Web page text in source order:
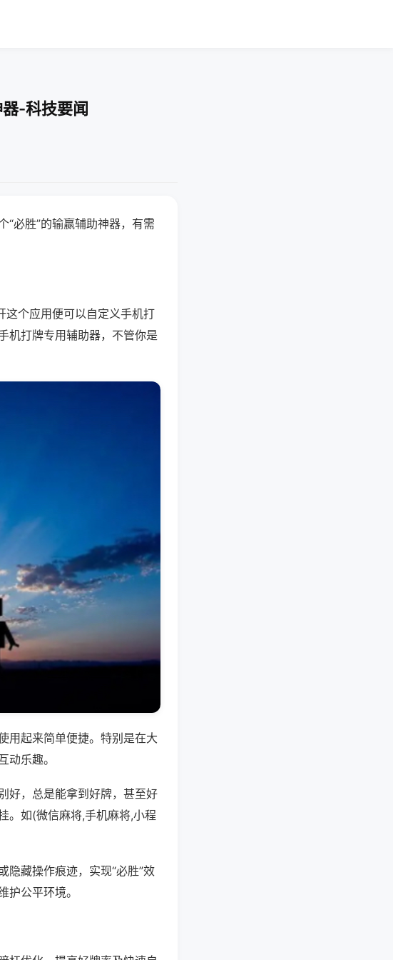
-科技要闻
“必胜”的输赢辅助神器，有需
这个应用便可以自定义手机打
机打牌专用辅助器，不管你是
用起来简单便捷。特别是在大
乐趣。
好，总是能拿到好牌，甚至好
。如(微信麻将,手机麻将,小程
隐藏操作痕迹，实现“必胜”效
公平环境。